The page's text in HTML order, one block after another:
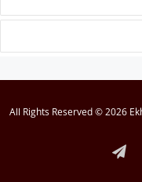
All Rights Reserved © 2026